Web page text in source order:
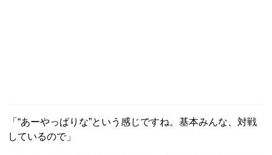
「“あーやっぱりな”という感じですね。基本みんな、対戦
しているので」